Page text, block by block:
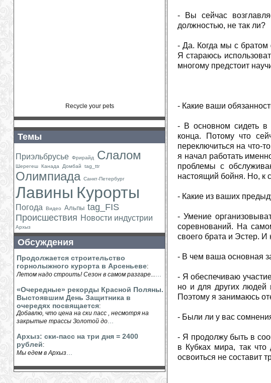
Recycle your pets
Темы
Приэльбрусье Фрирайд Слалом
Шерегеш Канада Домбай tag_ttr
Олимпиада Санкт-Петербург
Лавины Курорты
Погода Видео Альпы tag_FIS
Происшествия Новости индустрии
Архыз
Обсуждения
Продолжается строительство
горнолыжного курорта в Арсеньеве:
Летом надо строить! Сезон в самом разгаре...
«Очередные» рекорды Красной Поляны.
Выстоявшим День Защитника в
очередях посвящается:
Добавлю, что цена на ски пасс , несмотря на
закрытые трассы Золотой до
Архыз: ски-пасс на три дня = 2400
рублей:
Мы едем в Архыз
- Вы сейчас
должностью, не так ли?
- Да. Когда мы с братом
Я стараюсь
многому предстоит
- Какие ваши
- В основном сидеть в
конца. Потому что
переключиться на что-
я начал работать
проблемы с
настоящий бойня. Но, к
- Какие из ваших
- Умение
соревнований. На
своего брата и Эстер. И
- В чем ваша основная
- Я обеспечиваю
но и для других людей
Поэтому я занимаюсь
- Были ли у вас
- Я продолжу быть в
в Кубках мира, так
освоиться не составит